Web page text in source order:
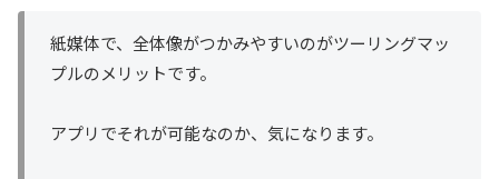
紙媒体で、全体像がつかみやすいのがツーリングマッ
プルのメリットです。
アプリでそれが可能なのか、気になります。